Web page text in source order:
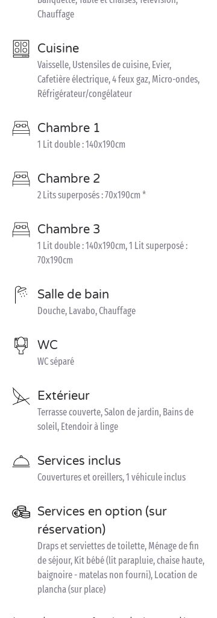
Chauffage
Cuisine
Vaisselle, Ustensiles de cuisine, Evier,
Cafetière électrique, 4 feux gaz, Micro-ondes,
Réfrigérateur/congélateur
Chambre 1
1 Lit double : 140x190cm
Chambre 2
2 Lits superposés : 70x190cm *
Chambre 3
1 Lit double : 140x190cm, 1 Lit superposé :
70x190cm
Salle de bain
Douche, Lavabo, Chauffage
WC
WC séparé
Extérieur
Terrasse couverte, Salon de jardin, Bains de
soleil, Etendoir à linge
Services inclus
Couvertures et oreillers, 1 véhicule inclus
Services en option (sur
réservation)
Draps et serviettes de toilette, Ménage de fin
de séjour, Kit bébé (lit parapluie, chaise haute,
baignoire - matelas non fourni), Location de
plancha (sur place)